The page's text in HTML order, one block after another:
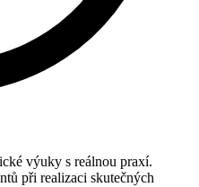
výuky s reálnou praxí.
při realizaci skutečných